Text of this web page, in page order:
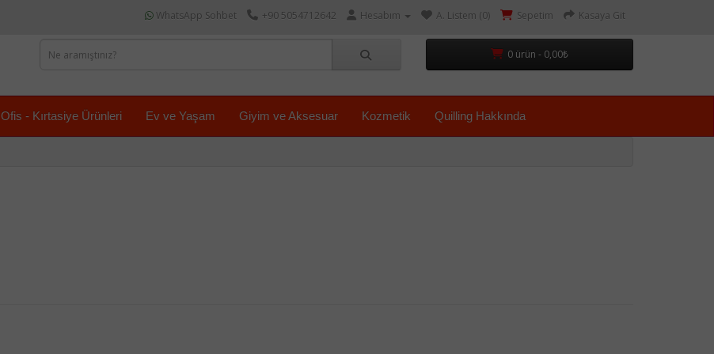
WhatsApp Sohbet +90 5054712642 Hesabım A. Listem (0) Sepetim Kasaya Git
0 ürün - 0,00₺
Ofis - Kırtasiye Ürünleri Ev ve Yaşam Giyim ve Aksesuar Kozmetik Quilling Hakkında